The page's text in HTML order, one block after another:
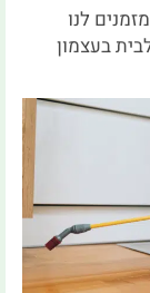
לנו
בעצמון